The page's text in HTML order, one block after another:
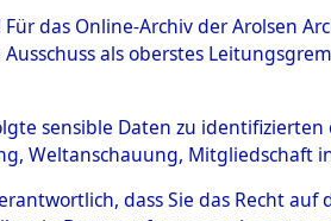
ARCHIVALE
auf dem
das Online-Archiv der Arolsen
als oberstes
sensible Daten zu
Weltanschauung,
dass Sie das Recht